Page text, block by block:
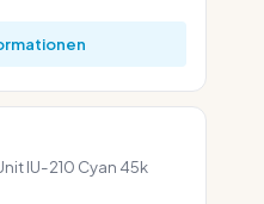
IU-210 Cyan 45k